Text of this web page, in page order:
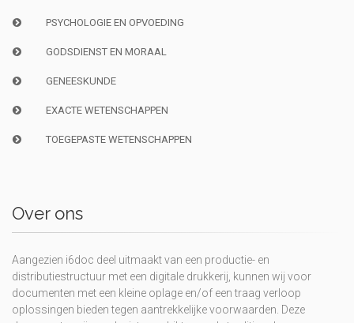
PSYCHOLOGIE EN OPVOEDING
GODSDIENST EN MORAAL
GENEESKUNDE
EXACTE WETENSCHAPPEN
TOEGEPASTE WETENSCHAPPEN
Over ons
Aangezien i6doc deel uitmaakt van een productie- en
distributiestructuur met een digitale drukkerij, kunnen wij voor
documenten met een kleine oplage en/of een traag verloop
oplossingen bieden tegen aantrekkelijke voorwaarden. Deze